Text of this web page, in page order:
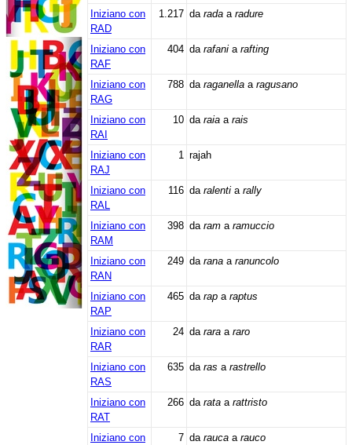
Iniziano con
RAD
1.217 da rada a radure
Iniziano con
RAF
404 da rafani a rafting
Iniziano con
RAG
788 da raganella a ragusano
Iniziano con
RAI
10 da raia a rais
Iniziano con
RAJ
1 rajah
Iniziano con
RAL
116 da ralenti a rally
Iniziano con
RAM
398 da ram a ramuccio
Iniziano con
RAN
249 da rana a ranuncolo
Iniziano con
RAP
465 da rap a raptus
Iniziano con
RAR
24 da rara a raro
Iniziano con
RAS
635 da ras a rastrello
Iniziano con
RAT
266 da rata a rattristo
Iniziano con
7 da rauca a rauco